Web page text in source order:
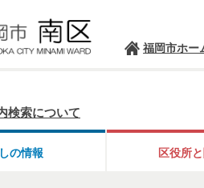
福岡市ホー
検索について
の情報 区役所